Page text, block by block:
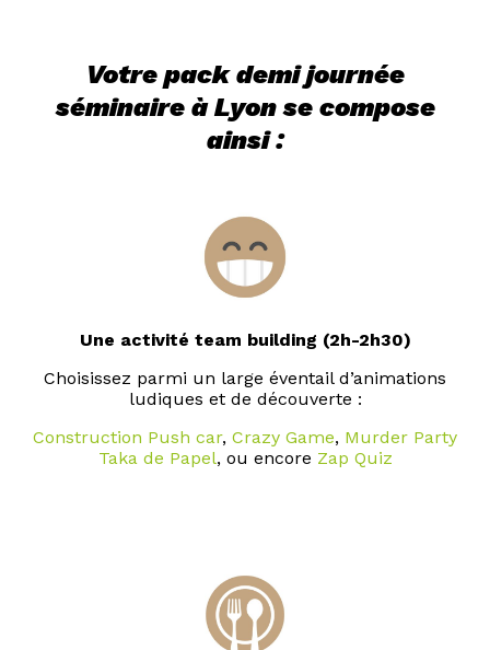
Votre pack demi journée
séminaire à Lyon se compose
ainsi :
Une activité team building (2h-2h30)
Choisissez parmi un large éventail d’animations
ludiques et de découverte :
Construction Push car, Crazy Game, Murder Party
Taka de Papel, ou encore Zap Quiz